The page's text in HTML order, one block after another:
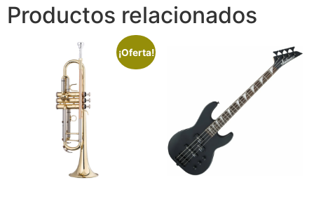
Productos relacionados
¡Oferta!